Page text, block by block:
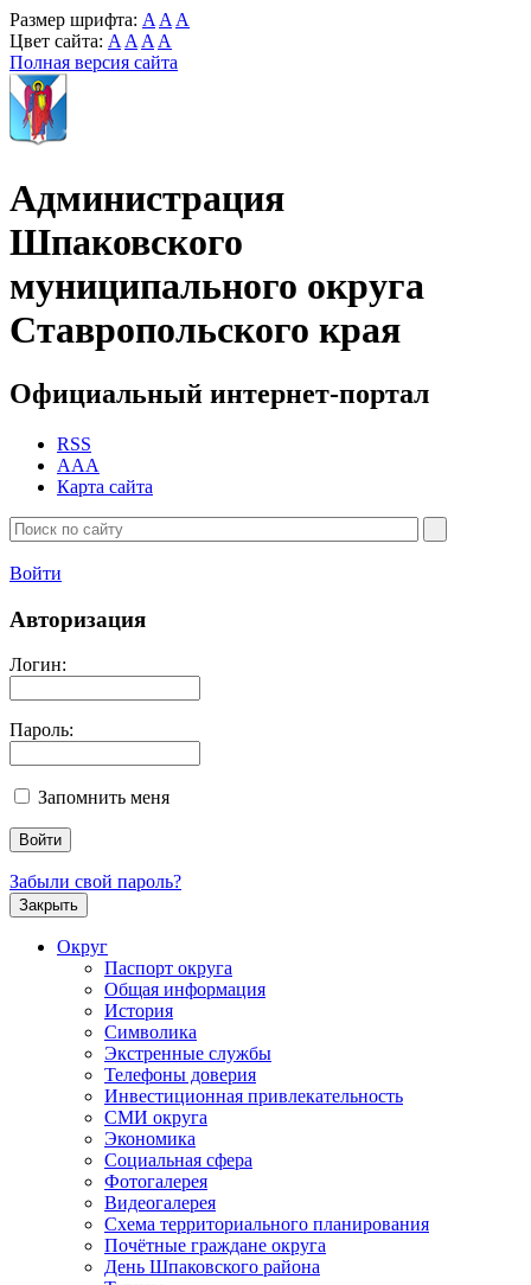
Размер шрифта: A A A
Цвет сайта: A A A A
Полная версия сайта
Администрация
Шпаковского
муниципального округа
Ставропольского края
Официальный интернет-портал
RSS
AAA
Карта сайта
Войти
Авторизация
Логин:
Пароль:
Запомнить меня
Забыли свой пароль?
Закрыть
Округ
Паспорт округа
Общая информация
История
Символика
Экстренные службы
Телефоны доверия
Инвестиционная привлекательность
СМИ округа
Экономика
Социальная сфера
Фотогалерея
Видеогалерея
Схема территориального планирования
Почётные граждане округа
День Шпаковского района